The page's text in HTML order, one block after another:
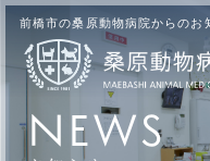
前橋市の桑原動物病院からのお
NEWS